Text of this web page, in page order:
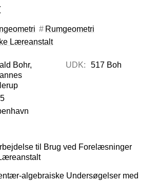
Rumgeometri
Læreanstalt
Bohr,
UDK: 517 Boh
til Brug ved Forelæsninger
algebraiske Undersøgelser med